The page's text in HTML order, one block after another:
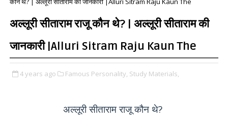
अल्लूरी सीताराम राजू कौन थे? | अल्लूरी सीताराम की
जानकारी |Alluri Sitram Raju Kaun The
4 years ago Famous Personality, Study Materials,
अल्लूरी सीताराम राजू कौन थे?